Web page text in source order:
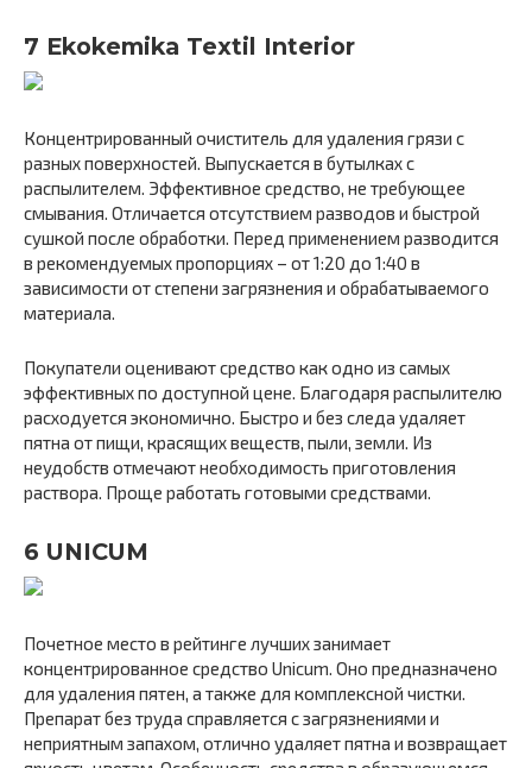
7 Ekokemika Textil Interior
Концентрированный очиститель для удаления грязи с
разных поверхностей. Выпускается в бутылках с
распылителем. Эффективное средство, не требующее
смывания. Отличается отсутствием разводов и быстрой
сушкой после обработки. Перед применением разводится
в рекомендуемых пропорциях – от 1:20 до 1:40 в
зависимости от степени загрязнения и обрабатываемого
материала.
Покупатели оценивают средство как одно из самых
эффективных по доступной цене. Благодаря распылителю
расходуется экономично. Быстро и без следа удаляет
пятна от пищи, красящих веществ, пыли, земли. Из
неудобств отмечают необходимость приготовления
раствора. Проще работать готовыми средствами.
6 UNICUM
Почетное место в рейтинге лучших занимает
концентрированное средство Unicum. Оно предназначено
для удаления пятен, а также для комплексной чистки.
Препарат без труда справляется с загрязнениями и
неприятным запахом, отлично удаляет пятна и возвращает